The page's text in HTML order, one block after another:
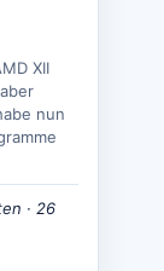
XII
nun
· 26